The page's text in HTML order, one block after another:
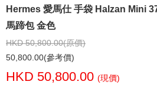
Hermes 愛馬仕 手袋 Halzan Mini
馬蹄包 金色
HKD 50,800.00(原價)
50,800.00(參考價)
HKD 50,800.00 (現價)